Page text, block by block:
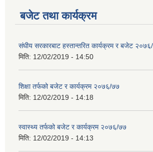
बजेट तथा कार्यक्रम
संघीय सरकारबाट हस्तान्तरित कार्यक्रम र बजेट
मिति: 12/02/2019 - 14:50
शिक्षा तर्फको बजेट र कार्यक्रम २०७६/७७
मिति: 12/02/2019 - 14:18
स्वास्थ्य तर्फको बजेट र कार्यक्रम २०७६/७७
मिति: 12/02/2019 - 14:13